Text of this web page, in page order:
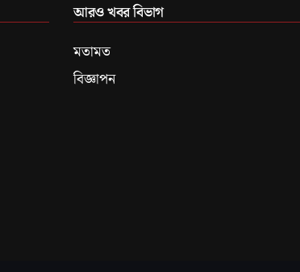
আরও খবর বিভাগ
মতামত
বিজ্ঞাপন